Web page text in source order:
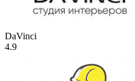
DaVinci
4.9